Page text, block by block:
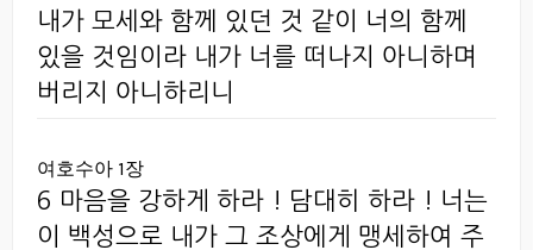
내가 모세와 함께 있던 것 같이 너의 함께
있을 것임이라 내가 너를 떠나지 아니하며
버리지 아니하리니
여호수아 1장
6 마음을 강하게 하라 ! 담대히 하라 ! 너는
이 백성으로 내가 그 조상에게 맹세하여 주